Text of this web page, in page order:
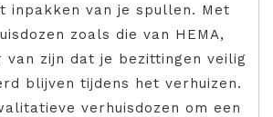
inpakken van je spullen. Met
zoals die van HEMA,
van zijn dat je bezittingen veilig
blijven tijdens het verhuizen.
verhuisdozen om een